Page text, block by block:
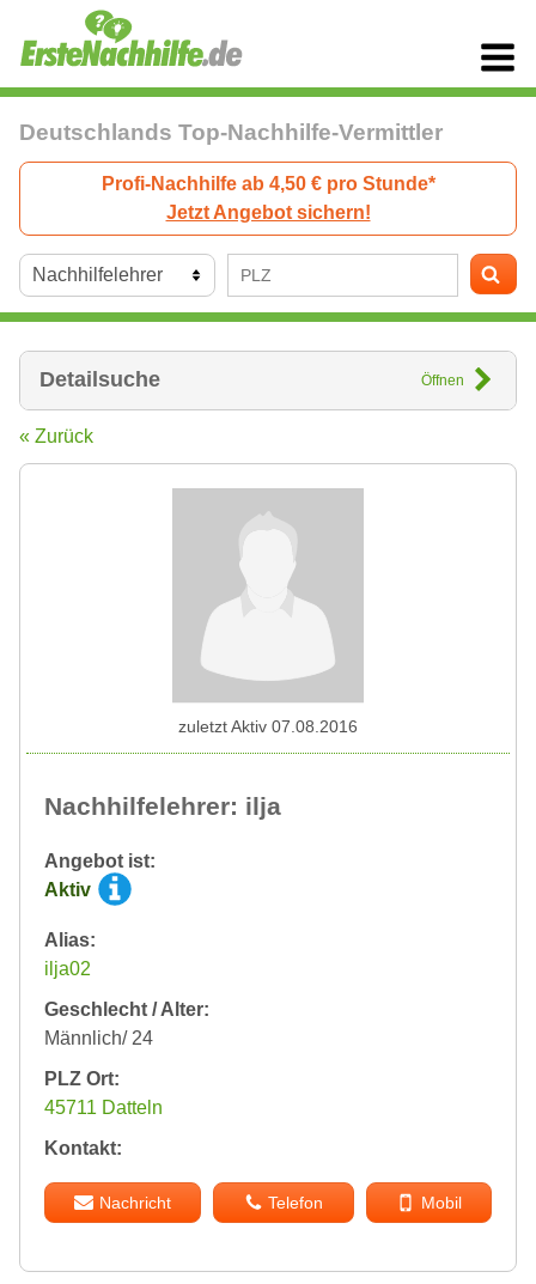
Deutschlands Top-Nachhilfe-Vermittler
Profi-Nachhilfe ab 4,50 € pro Stunde*
Jetzt Angebot sichern!
Detailsuche Öffnen
« Zurück
Nachhilfelehrer: ilja
Angebot ist:
Aktiv
Alias:
ilja02
Geschlecht / Alter:
Männlich/ 24
PLZ Ort:
45711 Datteln
Kontakt:
Nachricht Telefon Mobil
zuletzt Aktiv 07.08.2016